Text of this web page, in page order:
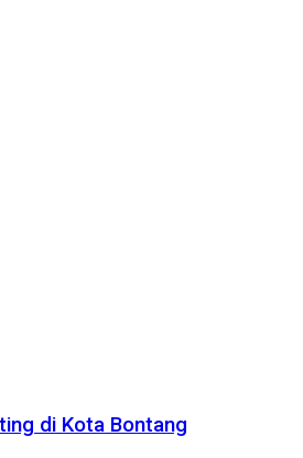
di Kota Bontang